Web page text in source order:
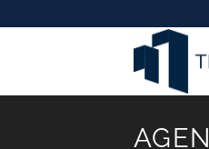
au